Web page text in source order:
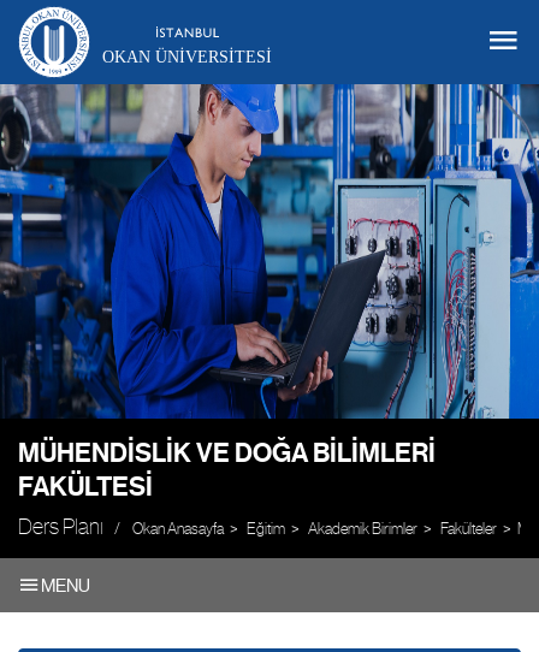
OKAN ÜNIVERSITESI
MÜHENDISLIK VE DOĞA BILIMLERI
FAKÜLTESI
Ders Planı Okan Anasayfa Eğitim Akademik Birimler Fakülteler
MENU